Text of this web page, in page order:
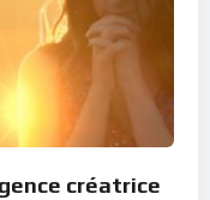
créatrice